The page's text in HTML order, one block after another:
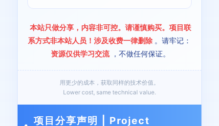
本站只做分享，内容非可控。请谨慎购买。项目联
系方式非本站人员！涉及收费一律删除 。请牢记：
资源仅供学习交流 ，不做任何保证。
用更少的成本，获取同样的技术价值。
Lower cost, same technical value.
项目分享声明 | Project